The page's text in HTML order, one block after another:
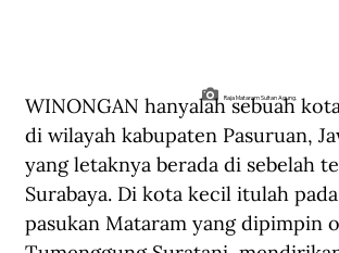
Raja Mataram Sultan Agung.
WINONGAN hanyalah sebuah
di wilayah kabupaten Pasuruan,
yang letaknya berada di sebelah
Surabaya. Di kota kecil itulah pada
pasukan Mataram yang dipimpin